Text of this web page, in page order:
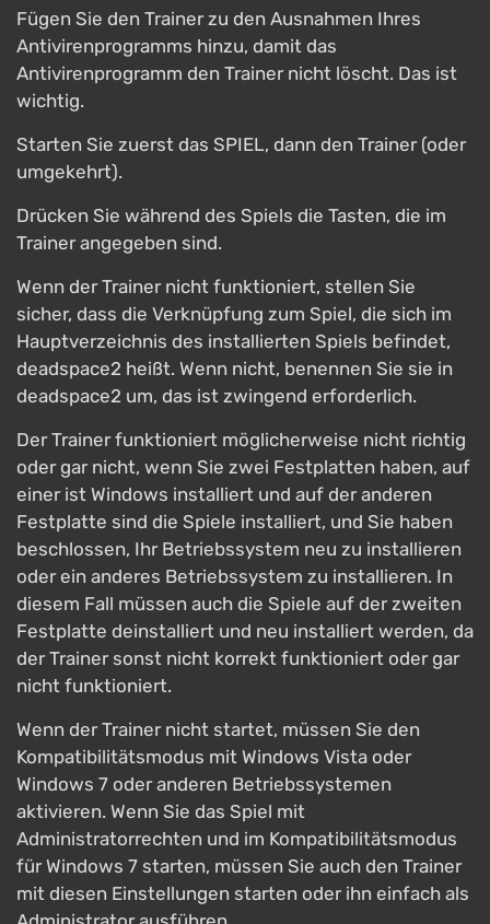
Fügen Sie den Trainer zu den Ausnahmen Ihres
Antivirenprogramms hinzu, damit das
Antivirenprogramm den Trainer nicht löscht. Das ist
wichtig.
Starten Sie zuerst das SPIEL, dann den Trainer (oder
umgekehrt).
Drücken Sie während des Spiels die Tasten, die im
Trainer angegeben sind.
Wenn der Trainer nicht funktioniert, stellen Sie
sicher, dass die Verknüpfung zum Spiel, die sich im
Hauptverzeichnis des installierten Spiels befindet,
deadspace2 heißt. Wenn nicht, benennen Sie sie in
deadspace2 um, das ist zwingend erforderlich.
Der Trainer funktioniert möglicherweise nicht richtig
oder gar nicht, wenn Sie zwei Festplatten haben, auf
einer ist Windows installiert und auf der anderen
Festplatte sind die Spiele installiert, und Sie haben
beschlossen, Ihr Betriebssystem neu zu installieren
oder ein anderes Betriebssystem zu installieren. In
diesem Fall müssen auch die Spiele auf der zweiten
Festplatte deinstalliert und neu installiert werden, da
der Trainer sonst nicht korrekt funktioniert oder gar
nicht funktioniert.
Wenn der Trainer nicht startet, müssen Sie den
Kompatibilitätsmodus mit Windows Vista oder
Windows 7 oder anderen Betriebssystemen
aktivieren. Wenn Sie das Spiel mit
Administratorrechten und im Kompatibilitätsmodus
für Windows 7 starten, müssen Sie auch den Trainer
mit diesen Einstellungen starten oder ihn einfach als